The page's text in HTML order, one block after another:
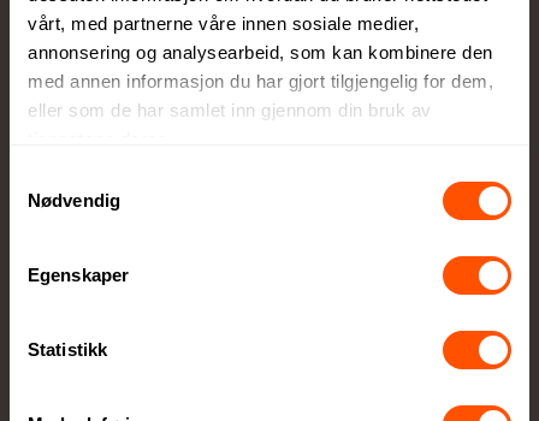
vårt, med partnerne våre innen sosiale medier,
annonsering og analysearbeid, som kan kombinere den
med annen informasjon du har gjort tilgjengelig for dem,
eller som de har samlet inn gjennom din bruk av
Nødvendig
Egenskaper
Statistikk